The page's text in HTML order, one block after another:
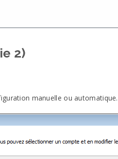
2)
manuelle ou automatique.